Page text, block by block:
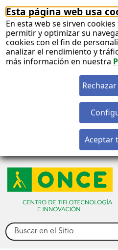
Esta página web usa
En esta web se sirven
permitir y optimizar su
cookies con el fin de
analizar el rendimiento y
más información en nuestra
Buscar